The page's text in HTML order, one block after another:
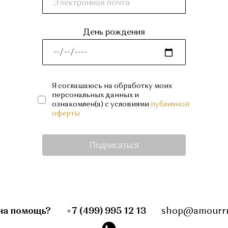
День рождения
Я соглашаюсь на обработку моих
персональных данных и
ознакомлен(а) с условиями публичной
оферты
Подписаться
помощь? +7 (499) 995 12 13